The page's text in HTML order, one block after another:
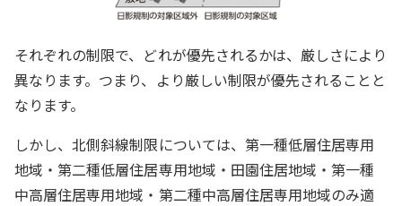
それぞれの制限で、どれが優先されるかは、厳しさにより
異なります。つまり、より厳しい制限が優先されることと
なります。
しかし、北側斜線制限については、第一種低層住居専用
地域・第二種低層住居専用地域・田園住居地域・第一種
中高層住居専用地域・第二種中高層住居専用地域のみ適